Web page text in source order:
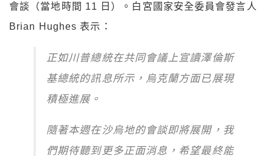
會談（當地時間 11 日）。白宮國家安全委員會發言人
Brian Hughes 表示：
正如川普總統在共同會議上宣讀澤倫斯
基總統的訊息所示，烏克蘭方面已展現
積極進展。
隨著本週在沙烏地的會談即將展開，我
們期待聽到更多正面消息，希望最終能